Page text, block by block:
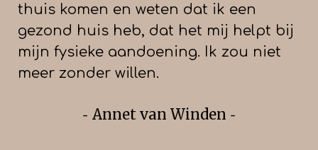
thuis komen en weten dat ik een
gezond huis heb, dat het mij helpt bij
mijn fysieke aandoening. Ik zou niet
meer zonder willen.
- Annet van Winden -